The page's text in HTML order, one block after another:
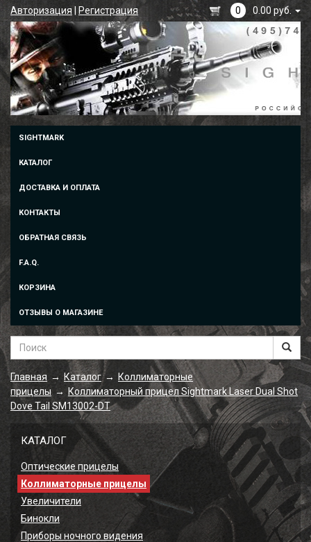
Авторизация Регистрация 0 0.00 руб.
SIGHTMARK
КАТАЛОГ
ДОСТАВКА И ОПЛАТА
КОНТАКТЫ
ОБРАТНАЯ СВЯЗЬ
F.A.Q.
КОРЗИНА
ОТЗЫВЫ О МАГАЗИНЕ
Главная → Каталог →
Коллиматорные
прицелы →
Коллиматорный прицел Sightmark Laser Dual Shot
Dove Tail SM13002-DT
КАТАЛОГ
Оптические прицелы
Коллиматорные прицелы
Увеличители
Бинокли
Приборы ночного видения